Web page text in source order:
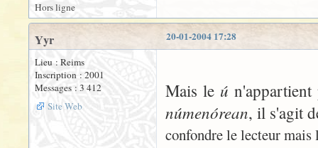
Hors ligne
20-01-2004 17:28
Yyr
Lieu : Reims
Inscription : 2001
Messages : 3 412
Site Web
Mais le ú
númenórean, il s'agit
confondre le lecteur